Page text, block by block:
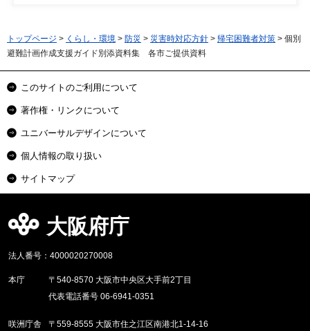
トップページ > くらし・環境 > 防災 > 災害時対応方針 > 帰宅困難者対策 > 個別
避難計画作成支援ガイド別添資料集 各市ご提供資料
このサイトのご利用について
著作権・リンクについて
ユニバーサルデザインについて
個人情報の取り扱い
サイトマップ
大阪府庁
法人番号：4000020270008
本庁
〒540-8570 大阪市中央区大手前2丁目
代表電話番号 06-6941-0351
咲洲庁舎 〒559-8555 大阪市住之江区南港北1-14-16